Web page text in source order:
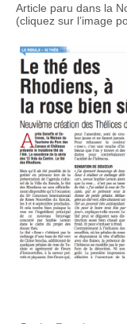
Article paru dans la
(cliquez sur l’image